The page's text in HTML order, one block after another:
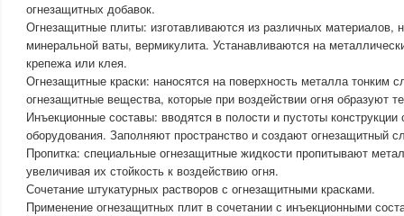
огнезащитных добавок.
Огнезащитные плиты: изготавливаются из различных материалов,
минеральной ваты, вермикулита. Устанавливаются на
крепежа или клея.
Огнезащитные краски: наносятся на поверхность металла тонким
огнезащитные вещества, которые при воздействии огня образуют
Инъекционные составы: вводятся в полости и пустоты
оборудования. Заполняют пространство и создают огнезащитный
Пропитка: специальные огнезащитные жидкости пропитывают
увеличивая их стойкость к воздействию огня.
Сочетание штукатурных растворов с огнезащитными красками.
Применение огнезащитных плит в сочетании с инъекционными